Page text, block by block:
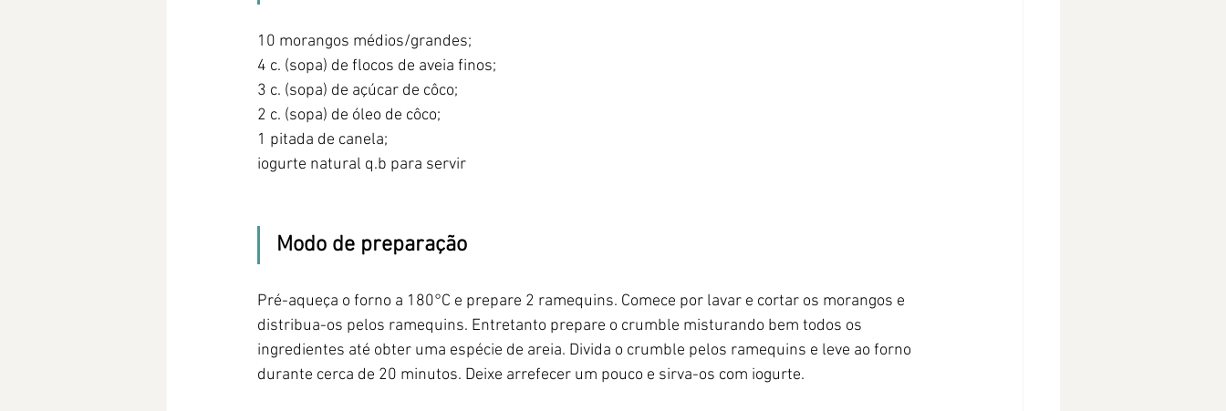
10 morangos médios/grandes;
4 c. (sopa) de flocos de aveia finos;
3 c. (sopa) de açúcar de côco;
2 c. (sopa) de óleo de côco;
1 pitada de canela;
iogurte natural q.b para servir
Modo de preparação
Pré-aqueça o forno a 180°C e prepare 2 ramequins. Comece por lavar e cortar os morangos e
distribua-os pelos ramequins. Entretanto prepare o crumble misturando bem todos os
ingredientes até obter uma espécie de areia. Divida o crumble pelos ramequins e leve ao forno
durante cerca de 20 minutos. Deixe arrefecer um pouco e sirva-os com iogurte.